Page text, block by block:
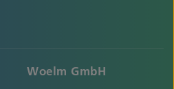
Woelm GmbH